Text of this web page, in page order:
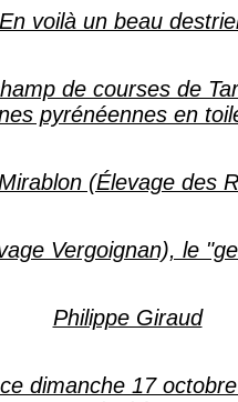
En voilà un beau
de courses de
pyrénéennes en
(Élevage des
Vergoignan), le
Philippe Giraud
dimanche 17